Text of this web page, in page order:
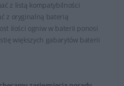
z listą kompatybilności
z oryginalną baterią
ilości ogniw w baterii ponosi
większych gabarytów baterii